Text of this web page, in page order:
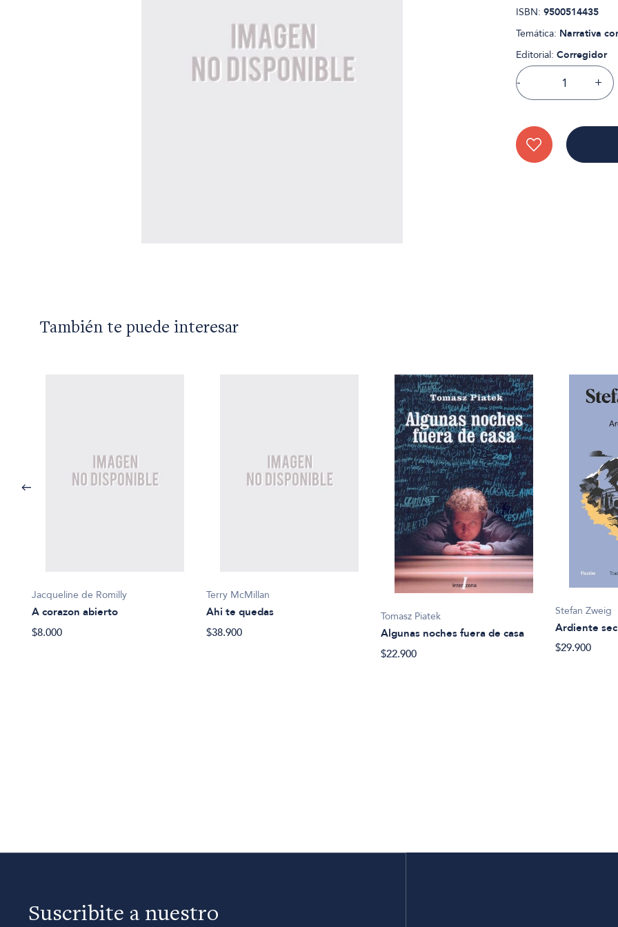
ISBN: 9500514435
Temática: Narrativa
Editorial: Corregidor
- +
También te puede interesar
Jacqueline de Romilly
A corazon abierto
$8.000
Terry McMillan
Ahi te quedas
$38.900
Tomasz Piatek
Algunas noches fuera de casa
$22.900
Stefan Zweig
Ardiente
$29.900
Suscribite a nuestro